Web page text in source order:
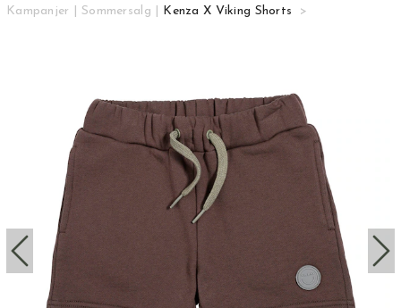
Kampanjer Sommersalg Kenza X Viking Shorts